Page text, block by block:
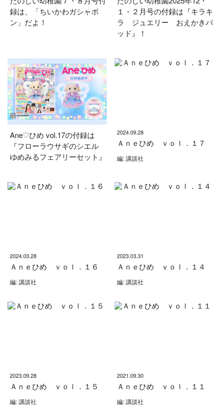
録は、「ちいかわガシャポ
ン」だよ！
１・２月号の付録は『キラキ
ラ ジュエリー おえかきパ
ッド』！
Ane♡ひめ vol.17の付録は
『フローラウサギのシエル
ゆめみるフェアリーセット』
2024.09.28
Ａｎｅひめ ｖｏｌ．１７
編: 講談社
2024.03.28
Ａｎｅひめ ｖｏｌ．１６
編: 講談社
2023.03.31
Ａｎｅひめ ｖｏｌ．１４
編: 講談社
2023.09.28
Ａｎｅひめ ｖｏｌ．１５
編: 講談社
2021.09.30
Ａｎｅひめ ｖｏｌ．１１
編: 講談社